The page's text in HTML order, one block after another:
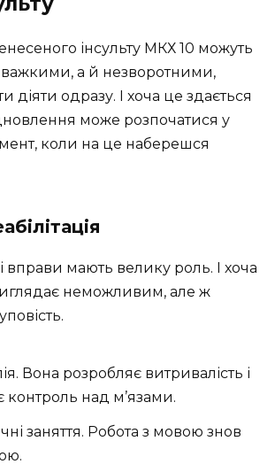
інсульту МКХ 10 можуть
а й незворотними,
діяти одразу. І хоча це здається
може розпочатися у
коли на це наберешся
вправи мають велику роль. І хоча
неможливим, але ж
Вона розробляє витривалість і
контроль над м’язами.
заняття. Робота з мовою знов